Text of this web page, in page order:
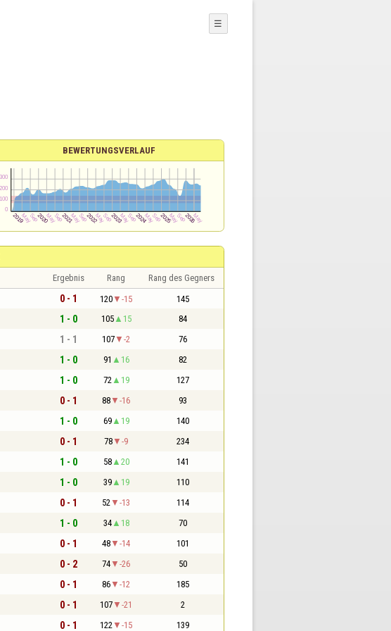
☰
BEWERTUNGSVERLAUF
Ergebnis Rang Rang des Gegners
0 - 1 120 -15 145
1 - 0 105 15 84
1 - 1 107 -2 76
1 - 0 91 16 82
1 - 0 72 19 127
0 - 1 88 -16 93
1 - 0 69 19 140
0 - 1 78 -9 234
1 - 0 58 20 141
1 - 0 39 19 110
0 - 1 52 -13 114
1 - 0 34 18 70
0 - 1 48 -14 101
0 - 2 74 -26 50
0 - 1 86 -12 185
0 - 1 107 -21 2
0 - 1 122 -15 139